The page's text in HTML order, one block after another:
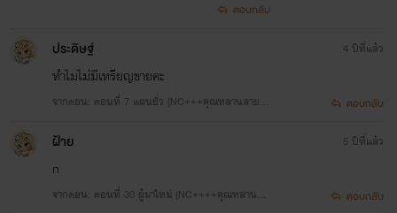
ตอบกลับ
ประดิษฐ์
ทำไมไม่มีเหรียญขายคะ
จากตอน: ตอนที่ 7 แผนยั่ว (NC+++คุณหลานสายยั่
4 ปีที่แล้ว
ตอบกลับ
ฝ้าย
n
จากตอน: ตอนที่ 30 ผู้มาใหม่ (NC++++คุณหลานสา
5 ปีที่แล้ว
ตอบกลับ